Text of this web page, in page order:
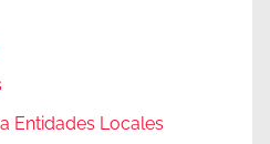
Entidades Locales